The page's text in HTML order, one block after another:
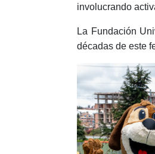
involucrando
La Fundación
décadas de este